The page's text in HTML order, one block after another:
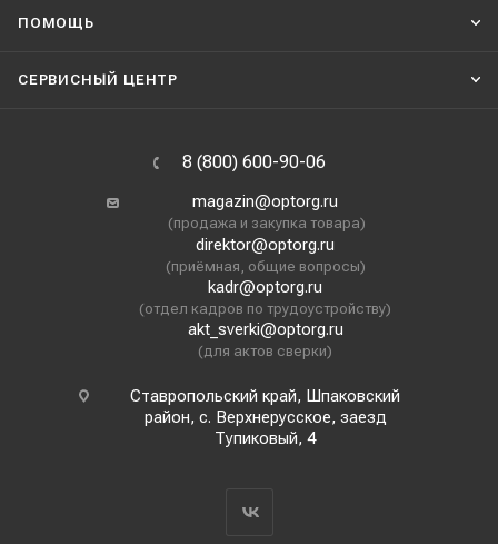
ПОМОЩЬ
СЕРВИСНЫЙ ЦЕНТР
8 (800) 600-90-06
magazin@optorg.ru
(продажа и закупка товара)
direktor@optorg.ru
(приёмная, общие вопросы)
kadr@optorg.ru
(отдел кадров по трудоустройству)
akt_sverki@optorg.ru
(для актов сверки)
Ставропольский край, Шпаковский
район, с. Верхнерусское, заезд
Тупиковый, 4